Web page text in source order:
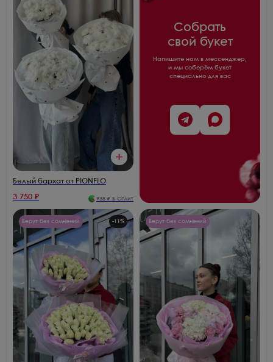
Белый бархат от PIONFLO
3 750 ₽ 938 ₽ в Сплит
Собрать
свой букет
Напишите нам в мессенджер,
и мы соберём букет
специально для вас
Берут без сомнений -11 % Берут без сомнений